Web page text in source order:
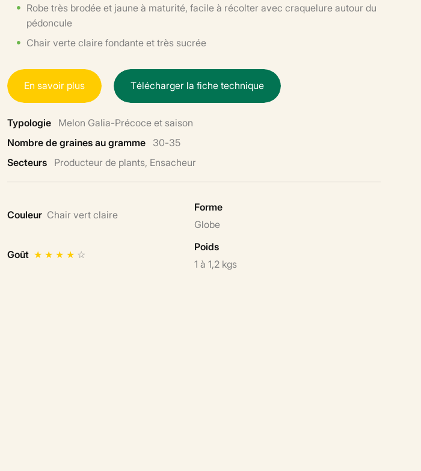
Robe très brodée et jaune à maturité, facile à récolter avec craquelure autour du
pédoncule
Chair verte claire fondante et très sucrée
En savoir plus Télécharger la fichetechnique
Typologie Melon Galia-Précoce et saison
Nombre de graines au gramme 30-35
Secteurs Producteur de plants, Ensacheur
Couleur Chair vert claire
Forme
Globe
Goût ★ ★ ★ ★ ☆
Poids
1 à 1,2 kgs